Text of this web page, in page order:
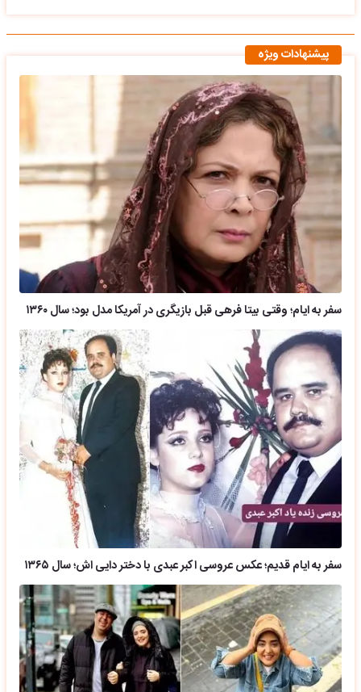
پیشنهادات ویژه
سفر به ایام؛ وقتی بیتا فرهی قبل بازیگری در آمریکا مدل بود؛ سال ۱۳۶۰
سفر به ایام قدیم؛ عکس عروسی اکبر عبدی با دختر دایی اش؛ سال ۱۳۶۵